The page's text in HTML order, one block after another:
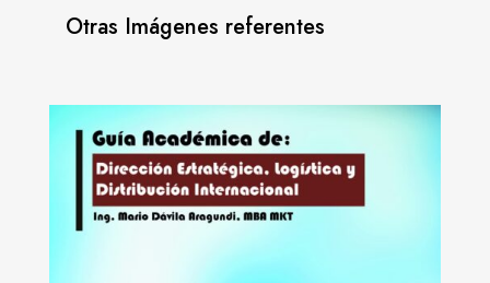
Otras Imágenes referentes